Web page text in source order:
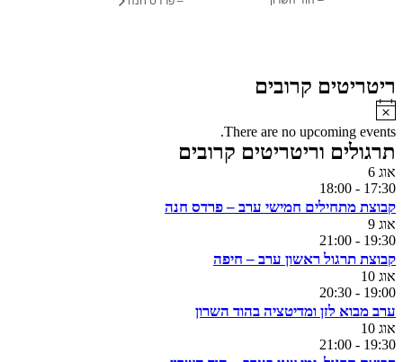
ריטריטים קרובים
Notice
There are no upcoming events.
תרגולים וריטריטים קרובים
אוג 6
17:30
-
18:00
קבוצת מתחילים חמישי ערב – פרדס חנה
אוג 9
19:30
-
21:00
קבוצת תרגול ראשון ערב – חיפה
אוג 10
19:00
-
20:30
ערב מבוא לזן ומדיטציה בהוד השרון
אוג 10
19:30
-
21:00